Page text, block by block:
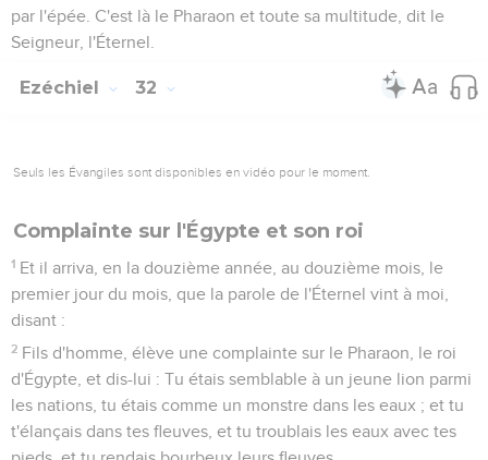
par l'épée. C'est là le Pharaon et toute sa multitude, dit le
Seigneur, l'Éternel.
Ezéchiel 32
Seuls les Évangiles sont disponibles en vidéo pour le moment.
Complainte sur l'Égypte et son roi
1 Et il arriva, en la douzième année, au douzième mois, le
premier jour du mois, que la parole de l'Éternel vint à moi,
disant :
2 Fils d'homme, élève une complainte sur le Pharaon, le roi
d'Égypte, et dis-lui : Tu étais semblable à un jeune lion parmi
les nations, tu étais comme un monstre dans les eaux ; et tu
t'élançais dans tes fleuves, et tu troublais les eaux avec tes